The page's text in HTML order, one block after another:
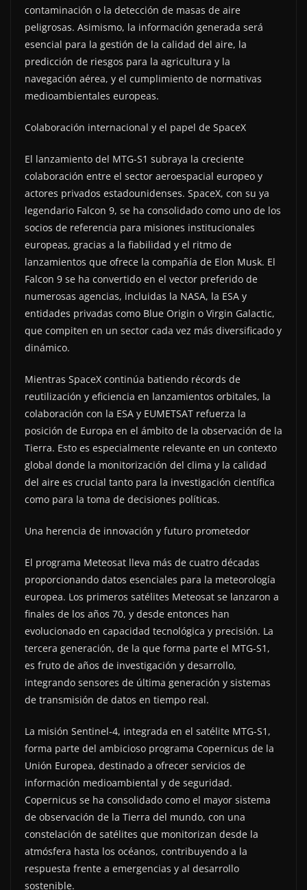
contaminación o la detección de masas de aire
peligrosas. Asimismo, la información generada será
esencial para la gestión de la calidad del aire, la
predicción de riesgos para la agricultura y la
navegación aérea, y el cumplimiento de normativas
medioambientales europeas.
Colaboración internacional y el papel de SpaceX
El lanzamiento del MTG-S1 subraya la creciente
colaboración entre el sector aeroespacial europeo y
actores privados estadounidenses. SpaceX, con su ya
legendario Falcon 9, se ha consolidado como uno de los
socios de referencia para misiones institucionales
europeas, gracias a la fiabilidad y el ritmo de
lanzamientos que ofrece la compañía de Elon Musk. El
Falcon 9 se ha convertido en el vector preferido de
numerosas agencias, incluidas la NASA, la ESA y
entidades privadas como Blue Origin o Virgin Galactic,
que compiten en un sector cada vez más diversificado y
dinámico.
Mientras SpaceX continúa batiendo récords de
reutilización y eficiencia en lanzamientos orbitales, la
colaboración con la ESA y EUMETSAT refuerza la
posición de Europa en el ámbito de la observación de la
Tierra. Esto es especialmente relevante en un contexto
global donde la monitorización del clima y la calidad
del aire es crucial tanto para la investigación científica
como para la toma de decisiones políticas.
Una herencia de innovación y futuro prometedor
El programa Meteosat lleva más de cuatro décadas
proporcionando datos esenciales para la meteorología
europea. Los primeros satélites Meteosat se lanzaron a
finales de los años 70, y desde entonces han
evolucionado en capacidad tecnológica y precisión. La
tercera generación, de la que forma parte el MTG-S1,
es fruto de años de investigación y desarrollo,
integrando sensores de última generación y sistemas
de transmisión de datos en tiempo real.
La misión Sentinel-4, integrada en el satélite MTG-S1,
forma parte del ambicioso programa Copernicus de la
Unión Europea, destinado a ofrecer servicios de
información medioambiental y de seguridad.
Copernicus se ha consolidado como el mayor sistema
de observación de la Tierra del mundo, con una
constelación de satélites que monitorizan desde la
atmósfera hasta los océanos, contribuyendo a la
respuesta frente a emergencias y al desarrollo
sostenible.